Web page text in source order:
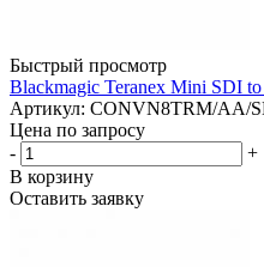
Быстрый просмотр
Blackmagic Teranex Mini SDI
Артикул: CONVN8TRM/AA/
Цена по запросу
-
+
В корзину
Оставить заявку